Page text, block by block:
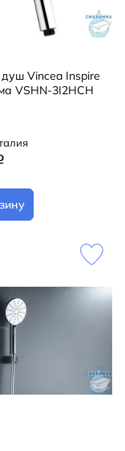
Vincea Inspire
VSHN-3I2HCH